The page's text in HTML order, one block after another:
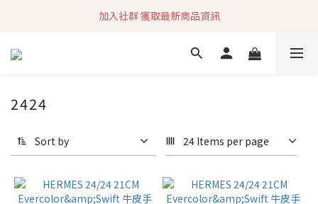
加入社群 獲取最新商品資訊
加入社群 獲取最新商品資訊
旗艦店會員募集中
2424
Sort by 24 Items per page